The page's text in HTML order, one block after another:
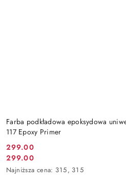
Farba podkładowa epoksydowa
117 Epoxy Primer
Cena
promocyjna:
299.00
Cena
promocyjna:
299.00
Najniższa
Najniższa cena: 315, 315